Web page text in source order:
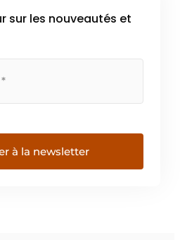
sur les nouveautés et
à la newsletter